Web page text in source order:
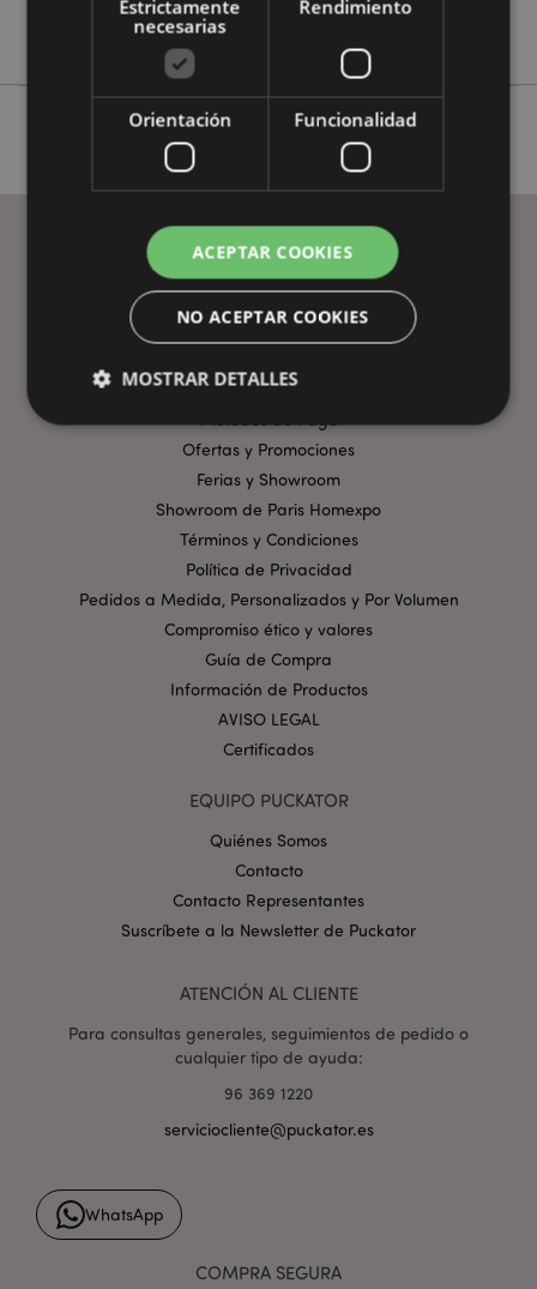
Adoramals
ENLACES ÚTILES
Preguntas Frecuentes
Visita Virtual al Showroom
Ofertas y Promociones
Ferias y Showroom
Showroom de Paris Homexpo
Términos y Condiciones
Política de Privacidad
Pedidos a Medida, Personalizados y Por Volumen
Compromiso ético y valores
Guía de Compra
Información de Productos
AVISO LEGAL
Certificados
EQUIPO PUCKATOR
Quiénes Somos
Contacto
Contacto Representantes
Suscríbete a la Newsletter de Puckator
ATENCIÓN AL CLIENTE
Para consultas generales, seguimientos de pedido o
cualquier tipo de ayuda:
96 369 1220
serviciocliente@puckator.es
WhatsApp
COMPRA SEGURA
Estrictamente
necesarias
Rendimiento
Orientación Funcionalidad
ACEPTAR COOKIES
NO ACEPTAR COOKIES
MOSTRAR DETALLES
Estrictamente necesarias
Rendimiento
Orientación
Funcionalidad
Las cookies estrictamente necesarias permiten la
funcionalidad básica del sitio web, como el inicio de
sesión del usuario y la gestión de la cuenta. El sitio
web no puede funcionar correctamente sin las
cookies estrictamente necesarias.
mage-cache-storage
Adobe Inc.
www.puckator.es
invalidation
www.puckator.es